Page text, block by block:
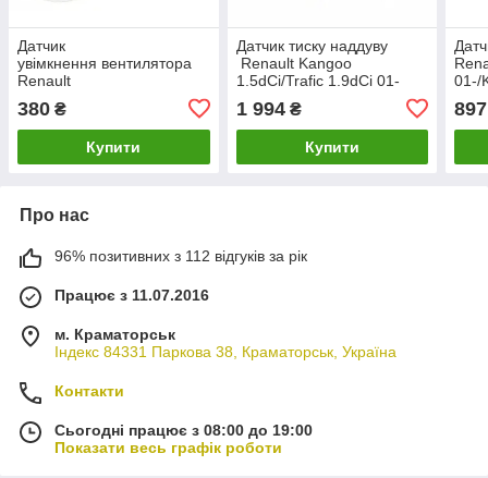
Датчик
увімкнення вентилятора
Renault
1.7-2.8 dTi (2 конт.) (92-
82°C)
380 ₴
Купити
Датчик тиску наддуву
Renault Kangoo
1.5dCi/Trafic 1.9dCi 01-
PS10228
1 994₴
Купити
01-/
897
Про нас
96% позитивних з 112 відгуків за рік
Працює з 11.07.2016
м. Краматорськ
Індекс 84331 Паркова 38, Краматорськ, Україна
Контакти
Сьогодні працює з 08:00 до 19:00
Показати весь графік роботи